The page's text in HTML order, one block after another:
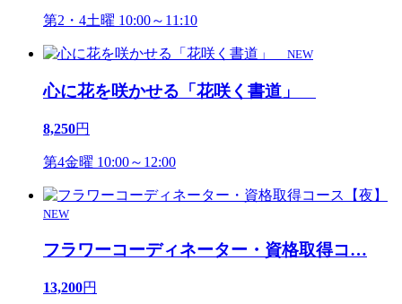
第2・4土曜 10:00～11:10
NEW
心に花を咲かせる「花咲く書道」
8,250円
第4金曜 10:00～12:00
NEW
フラワーコーディネーター・資格取得コ…
13,200円